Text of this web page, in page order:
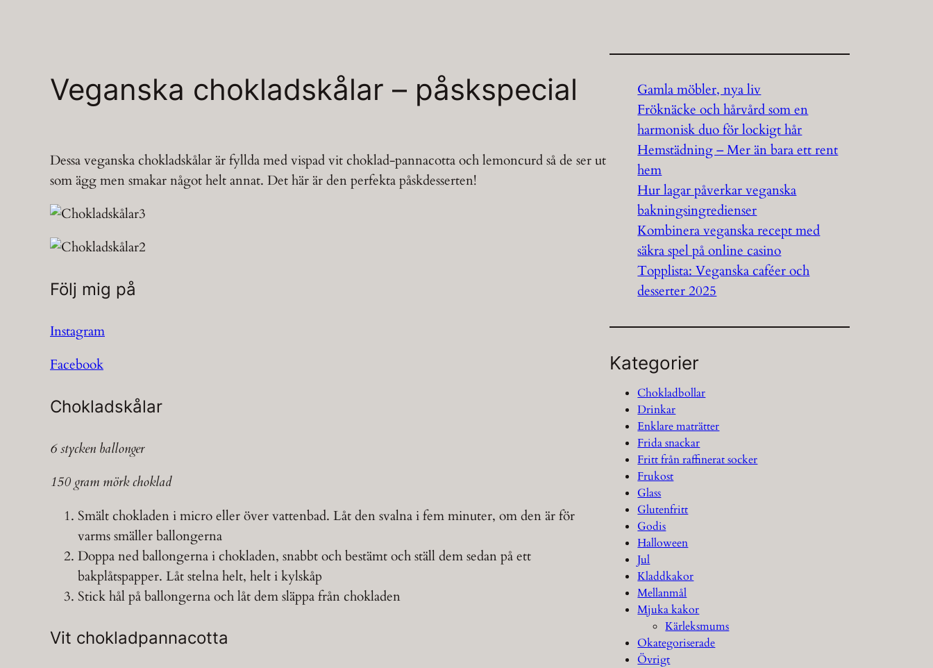
Veganska chokladskålar – påskspecial
Dessa veganska chokladskålar är fyllda med vispad vit choklad-pannacotta och lemoncurd så de ser ut
som ägg men smakar något helt annat. Det här är den perfekta påskdesserten!
Följ mig på
Instagram
Facebook
Chokladskålar
6 stycken ballonger
150 gram mörk choklad
Smält chokladen i micro eller över vattenbad. Låt den svalna i fem minuter, om den är för
varms smäller ballongerna
Doppa ned ballongerna i chokladen, snabbt och bestämt och ställ dem sedan på ett
bakplåtspapper. Låt stelna helt, helt i kylskåp
Stick hål på ballongerna och låt dem släppa från chokladen
Vit chokladpannacotta
Gamla möbler, nya liv
Fröknäcke och hårvård som en
harmonisk duo för lockigt hår
Hemstädning – Mer än bara ett rent
hem
Hur lagar påverkar veganska
bakningsingredienser
Kombinera veganska recept med
säkra spel på online casino
Topplista: Veganska caféer och
desserter 2025
Kategorier
Chokladbollar
Drinkar
Enklare maträtter
Frida snackar
Fritt från raffinerat socker
Frukost
Glass
Glutenfritt
Godis
Halloween
Jul
Kladdkakor
Mellanmål
Mjuka kakor
Kärleksmums
Okategoriserade
Övrigt